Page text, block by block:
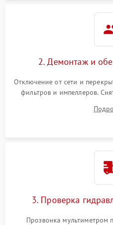
2. Демонтаж и
Отключение от сети и
фильтров и импеллеров.
циркуляционному
3. Проверка
Прозвонка мультиметром